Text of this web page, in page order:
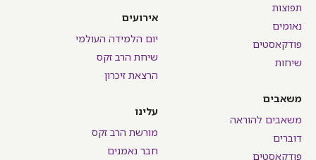
תפוצות
נאומים
פודקאסטים
שיחות
משאבים
משאבים להוראה
דוברים
פודקאסטים
אירועים
יום הלמידה העולמי
שיחת הרב זקס
הרצאת זיכרון
עלינו
מורשת הרב זקס
חבר נאמנים